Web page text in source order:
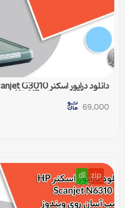
سریع برای ویندوزهای XP تا 11
69,000
zip
dll